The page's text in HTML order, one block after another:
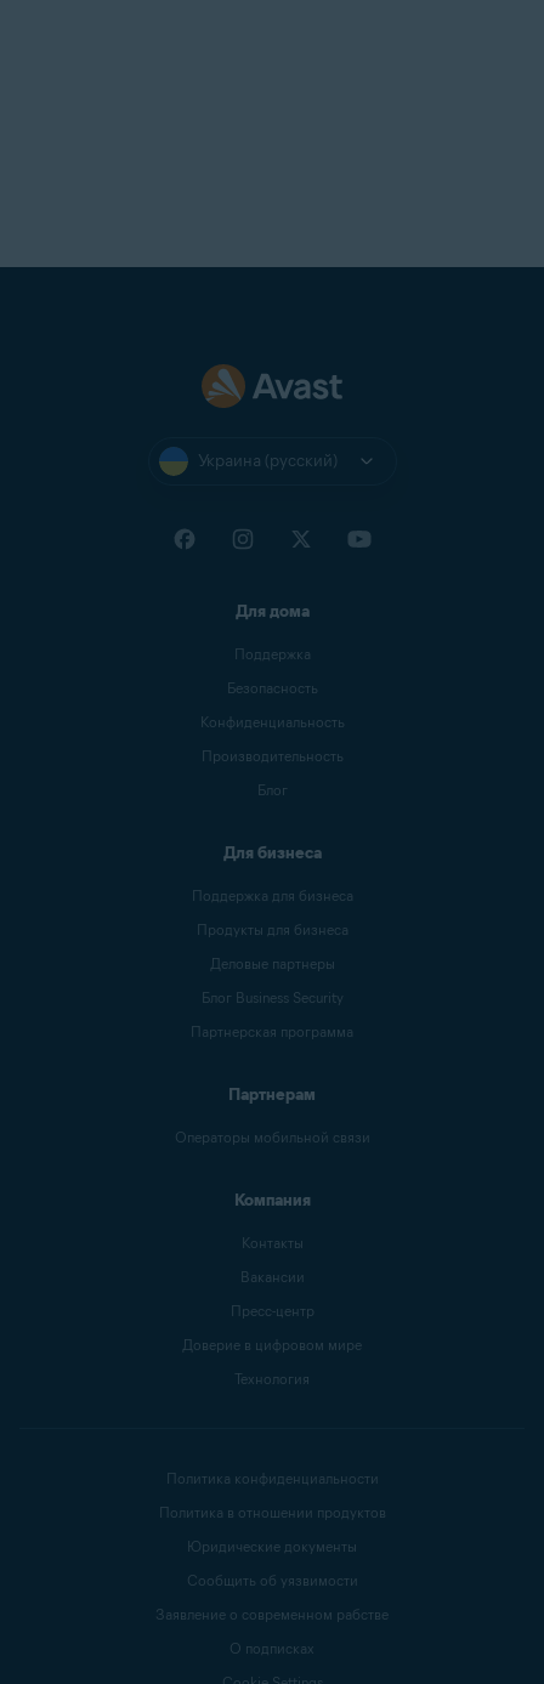
Украина (русский)
Для дома
Поддержка
Безопасность
Конфиденциальность
Производительность
Блог
Для бизнеса
Поддержка для бизнеса
Продукты для бизнеса
Деловые партнеры
Блог Business Security
Партнерская программа
Партнерам
Операторы мобильной связи
Компания
Контакты
Вакансии
Пресс-центр
Доверие в цифровом мире
Технология
Политика конфиденциальности
Политика в отношении продуктов
Юридические документы
Сообщить об уязвимости
Заявление о современном рабстве
О подписках